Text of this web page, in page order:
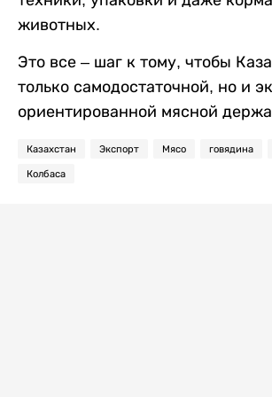
животных.
Это все – шаг к тому, чтобы
только самодостаточной, но и
ориентированной мясной
Казахстан Экспорт Мясо говядина
Колбаса